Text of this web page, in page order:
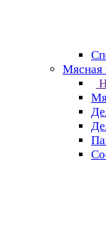
Мясная